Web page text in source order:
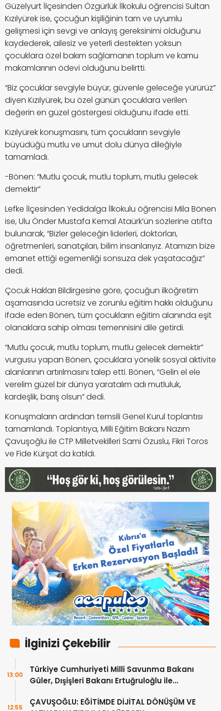
Güzelyurt İlçesinden Özgürlük İlkokulu öğrencisi Sultan
Kızılyürek ise, çocuğun kişiliğinin tam ve uyumlu
gelişmesi için sevgi ve anlayış gereksinimi olduğunu
kaydederek, ailesiz ve yeterli destekten yoksun
çocuklara özel bakım sağlamanın toplum ve kamu
makamlarının ödevi olduğunu belirtti.
“Biz çocuklar sevgiyle büyür, güvenle geleceğe yürürüz”
diyen Kızılyürek, bu özel günün çocuklara verilen
değerin en güzel göstergesi olduğunu ifade etti.
Kızılyürek konuşmasını, tüm çocukların sevgiyle
büyüdüğü mutlu ve umut dolu dünya dileğiyle
tamamladı.
-Bönen: “Mutlu çocuk, mutlu toplum, mutlu gelecek
demektir”
Lefke İlçesinden Yedidalga İlkokulu öğrencisi Mila Bönen
ise, Ulu Önder Mustafa Kemal Ataürk’ün sözlerine atıfta
bulunarak, “Bizler geleceğin liderleri, doktorları,
öğretmenleri, sanatçıları, bilim insanlarıyız. Atamızın bize
emanet ettiği egemenliği sonsuza dek yaşatacağız”
dedi.
Çocuk Hakları Bildirgesine göre, çocuğun ilköğretim
aşamasında ücretsiz ve zorunlu eğitim hakkı olduğunu
ifade eden Bönen, tüm çocukların eğitim alanında eşit
olanaklara sahip olması temennisini dile getirdi.
“Mutlu çocuk, mutlu toplum, mutlu gelecek demektir”
vurgusu yapan Bönen, çocuklara yönelik sosyal aktivite
alanlarının artırılmasını talep etti. Bönen, “Gelin el ele
verelim güzel bir dünya yaratalım adı mutluluk,
kardeşlik, barış olsun” dedi.
Konuşmaların ardından temsili Genel Kurul toplantısı
tamamlandı. Toplantıya, Milli Eğitim Bakanı Nazım
Çavuşoğlu ile CTP Milletvekilleri Sami Özuslu, Fikri Toros
ve Fide Kürşat da katıldı.
İlginizi Çekebilir
Türkiye Cumhuriyeti Milli Savunma Bakanı
Güler, Dışişleri Bakanı Ertuğruloğlu ile
13:00
ÇAVUŞOĞLU: EĞİTİMDE DİJİTAL DÖNÜŞÜM VE
12:55